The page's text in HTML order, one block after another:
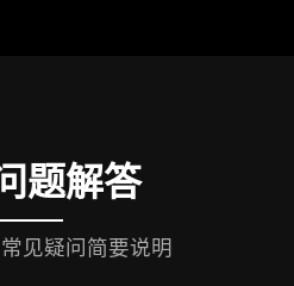
题解答
见疑问简要说明